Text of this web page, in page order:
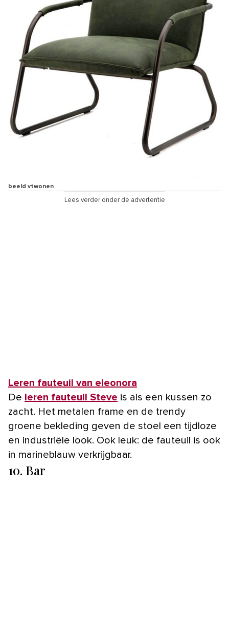
beeld vtwonen
Lees verder onder de advertentie
Leren fauteuil van eleonora
De leren fauteuil Steve is als een kussen zo
zacht. Het metalen frame en de trendy
groene bekleding geven de stoel een tijdloze
en industriële look. Ook leuk: de fauteuil is ook
in marineblauw verkrijgbaar.
10. Bar